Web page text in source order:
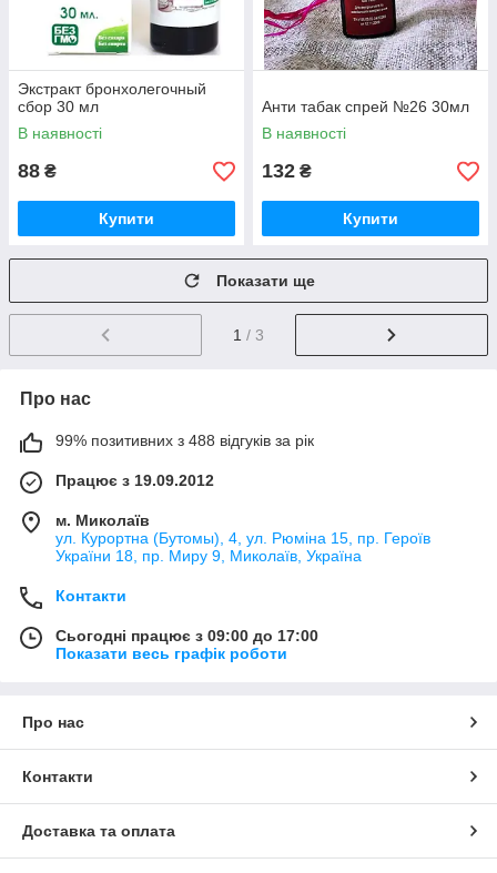
Экстракт бронхолегочный
сбор 30 мл
В наявності
88 ₴
Купити
Анти табак спрей №26 30мл
В наявності
132 ₴
Купити
Показати ще
1 / 3
Про нас
99% позитивних з 488 відгуків за рік
Працює з 19.09.2012
м. Миколаїв
ул. Курортна (Бутомы), 4, ул. Рюміна 15, пр. Героїв
України 18, пр. Миру 9, Миколаїв, Україна
Контакти
Сьогодні працює з 09:00 до 17:00
Показати весь графік роботи
Про нас
Контакти
Доставка та оплата